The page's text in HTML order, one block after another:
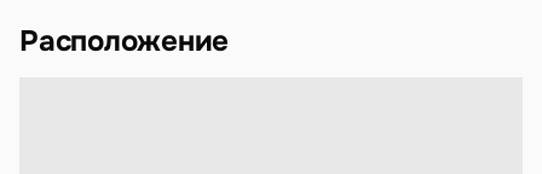
Расположение